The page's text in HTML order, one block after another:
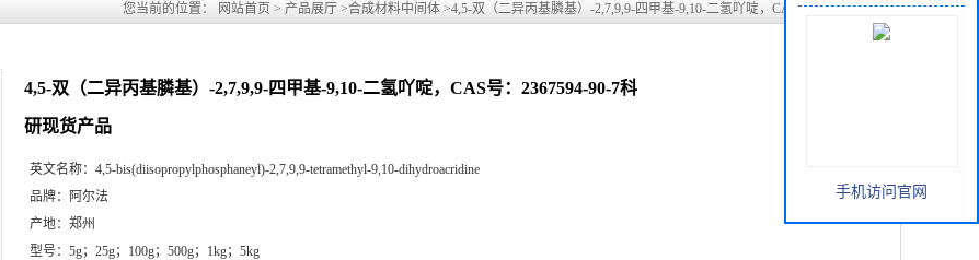
您当前的位置： 网站首页 > 产品展厅 >合成材料中间体 >4,5-双（二异丙基膦基）-2,7,9,9-四甲基-9,10-二氢吖啶，CAS号：2367594-
4,5-双（二异丙基膦基）-2,7,9,9-四甲基-9,10-二氢吖啶，CAS号：2367594-90-7科
研现货产品
英文名称： 4,5-bis(diisopropylphosphaneyl)-2,7,9,9-tetramethyl-9,10-dihydroacridine
品牌：
阿尔法
产地： 郑州
型号： 5g；25g；100g；500g；1kg；5kg
手机访问官网